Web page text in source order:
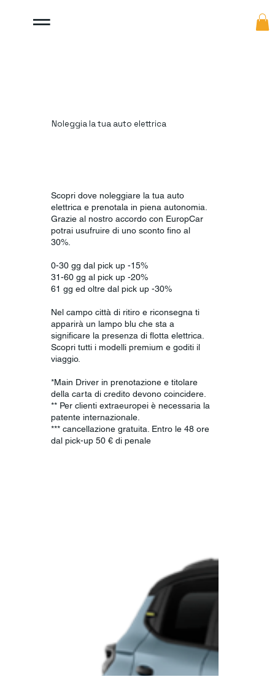
Noleggia la tua auto elettrica
Scopri dove noleggiare la tua auto
elettrica e prenotala in piena autonomia.
Grazie al nostro accordo con EuropCar
potrai usufruire di uno sconto fino al
30%.
0-30 gg dal pick up -15%
31-60 gg al pick up -20%
61 gg ed oltre dal pick up -30%
Nel campo città di ritiro e riconsegna ti
apparirà un lampo blu che sta a
significare la presenza di flotta elettrica.
Scopri tutti i modelli premium e goditi il
viaggio.
*Main Driver in prenotazione e titolare
della carta di credito devono coincidere.
** Per clienti extraeuropei è necessaria la
patente internazionale.
*** cancellazione gratuita. Entro le 48 ore
dal pick-up 50 € di penale